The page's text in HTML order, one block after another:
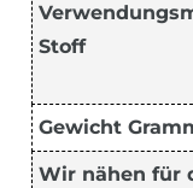
Stoff
Gewicht
Wir nähen für